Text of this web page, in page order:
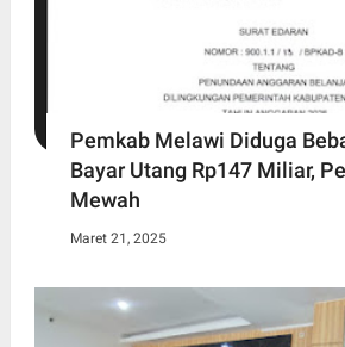
Pemkab Melawi Diduga
Bayar Utang Rp147 Miliar,
Mewah
Maret 21, 2025